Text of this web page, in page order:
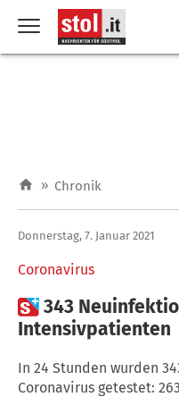
» Chronik
Coronavirus
Donnerstag, 7. Januar 2021
343
Intensivpatienten
In 24 Stunden wurden
Coronavirus getestet: